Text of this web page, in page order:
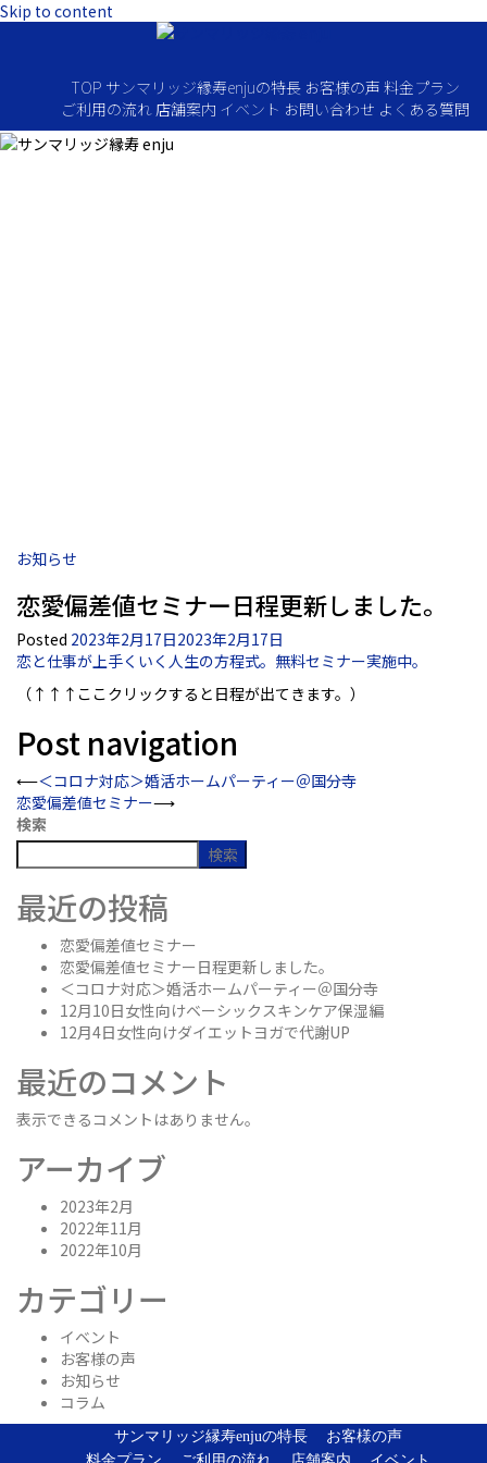
Skip to content
TOP サンマリッジ縁寿enjuの特長 お客様の声 料金プラン
ご利用の流れ 店舗案内 イベント お問い合わせ よくある質問
お知らせ
恋愛偏差値セミナー日程更新しました。
Posted 2023年2月17日2023年2月17日
恋と仕事が上手くいく人生の方程式。無料セミナー実施中。
（↑↑↑ここクリックすると日程が出てきます。）
Post navigation
⟵＜コロナ対応＞婚活ホームパーティー＠国分寺
恋愛偏差値セミナー⟶
検索
検索
最近の投稿
恋愛偏差値セミナー
恋愛偏差値セミナー日程更新しました。
＜コロナ対応＞婚活ホームパーティー＠国分寺
12月10日女性向けベーシックスキンケア保湿編
12月4日女性向けダイエットヨガで代謝UP
最近のコメント
表示できるコメントはありません。
アーカイブ
2023年2月
2022年11月
2022年10月
カテゴリー
イベント
お客様の声
お知らせ
コラム
サンマリッジ縁寿enjuの特長
お客様の声